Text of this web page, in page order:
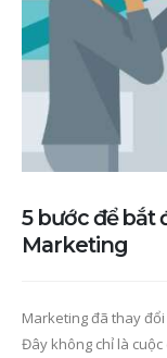
5 bước để bắt
Marketing
Marketing đã thay
Đây không chỉ là